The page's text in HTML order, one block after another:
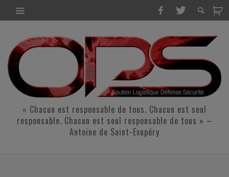
« Chacun est responsable de tous. Chacun est seul
responsable. Chacun est seul responsable de tous » –
Antoine de Saint-Exupéry